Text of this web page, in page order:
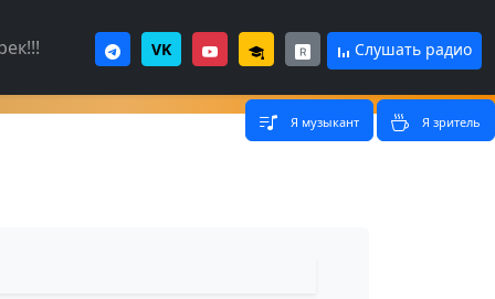
VK Слушать радио
Я музыкант Я зритель